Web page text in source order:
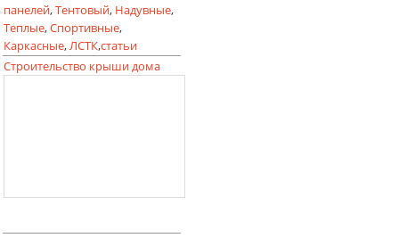
панелей,Тентовый, Надувные,
Теплые,Спортивные,
Каркасные,ЛСТК,статьи
Строительство крыши дома